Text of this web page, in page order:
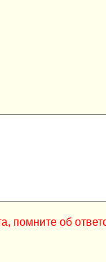
помните об